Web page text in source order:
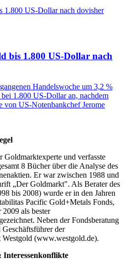
bis 1.800 US-Dollar nach
Handelswoche um 3,2 %
1.800 US-Dollar an, nachdem
von US-Notenbankchef Jerome
Goldmarktexperte und verfasste
8 Bücher über die Analyse des
Er war zwischen 1988 und
„Der Goldmarkt". Als Berater des
bis 2008) wurde er in den Jahren
Pacific Gold+Metals Fonds,
2009 als bester
Neben der Fondsberatung
der
Westgold (www.westgold.de).
Interessenkonflikte